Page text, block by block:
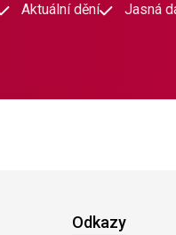
Aktuální dění Jasná
Odkazy